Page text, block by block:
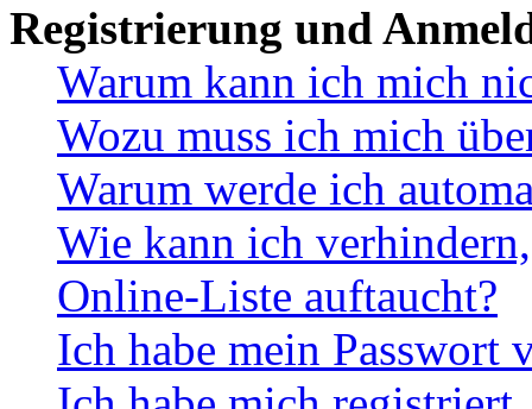
Registrierung und
Warum kann ich mich
Wozu muss ich mich
Warum werde ich
Wie kann ich
Online-Liste auftaucht?
Ich habe mein Passwort